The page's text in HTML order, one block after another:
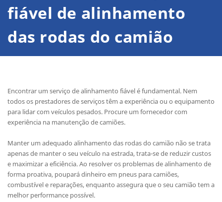
fiável de alinhamento
das rodas do camião
Encontrar um serviço de alinhamento fiável é fundamental. Nem
todos os prestadores de serviços têm a experiência ou o equipamento
para lidar com veículos pesados. Procure um fornecedor com
experiência na manutenção de camiões.
Manter um adequado alinhamento das rodas do camião não se trata
apenas de manter o seu veículo na estrada, trata-se de reduzir custos
e maximizar a eficiência. Ao resolver os problemas de alinhamento de
forma proativa, poupará dinheiro em pneus para camiões,
combustível e reparações, enquanto assegura que o seu camião tem a
melhor performance possível.